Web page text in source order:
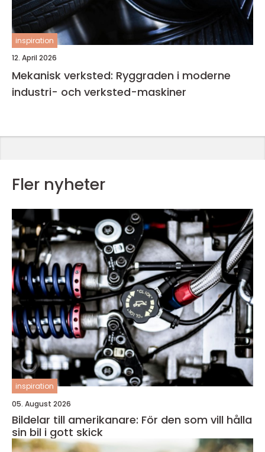
inspiration
12. April 2026
Mekanisk verksted: Ryggraden i moderne
industri- och verksted-maskiner
Fler nyheter
inspiration
05. August 2026
Bildelar till amerikanare: För den som vill hålla
sin bil i gott skick